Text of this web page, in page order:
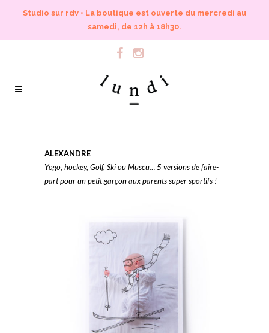
Studio sur rdv • La boutique est ouverte du mercredi au
samedi, de 12h à 18h30.
ALEXANDRE
Yogo, hockey, Golf, Ski ou Muscu… 5 versions de faire-
part pour un petit garçon aux parents super sportifs !